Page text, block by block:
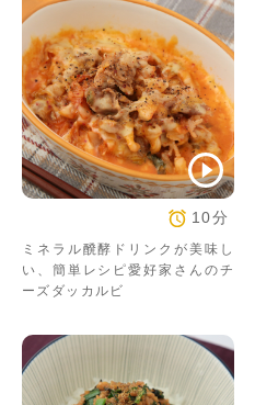
10分
ミネラル醗酵ドリンクが美味し
い、簡単レシピ愛好家さんのチ
ーズダッカルビ